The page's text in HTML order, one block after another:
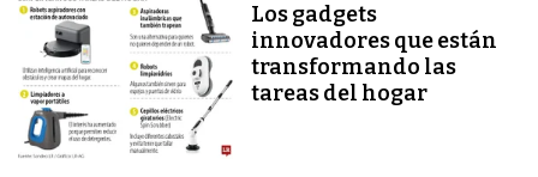
Los gadgets
innovadores que están
transformando las
tareas del hogar